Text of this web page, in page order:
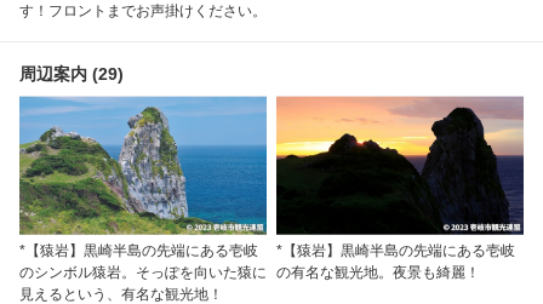
す！フロントまでお声掛けください。
周辺案内 (29)
*【猿岩】黒崎半島の先端にある壱岐
のシンボル猿岩。そっぽを向いた猿に
見えるという、有名な観光地！
*【猿岩】黒崎半島の先端にある壱岐
の有名な観光地。夜景も綺麗！